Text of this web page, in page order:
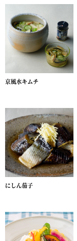
京風水キムチ
にしん茄子